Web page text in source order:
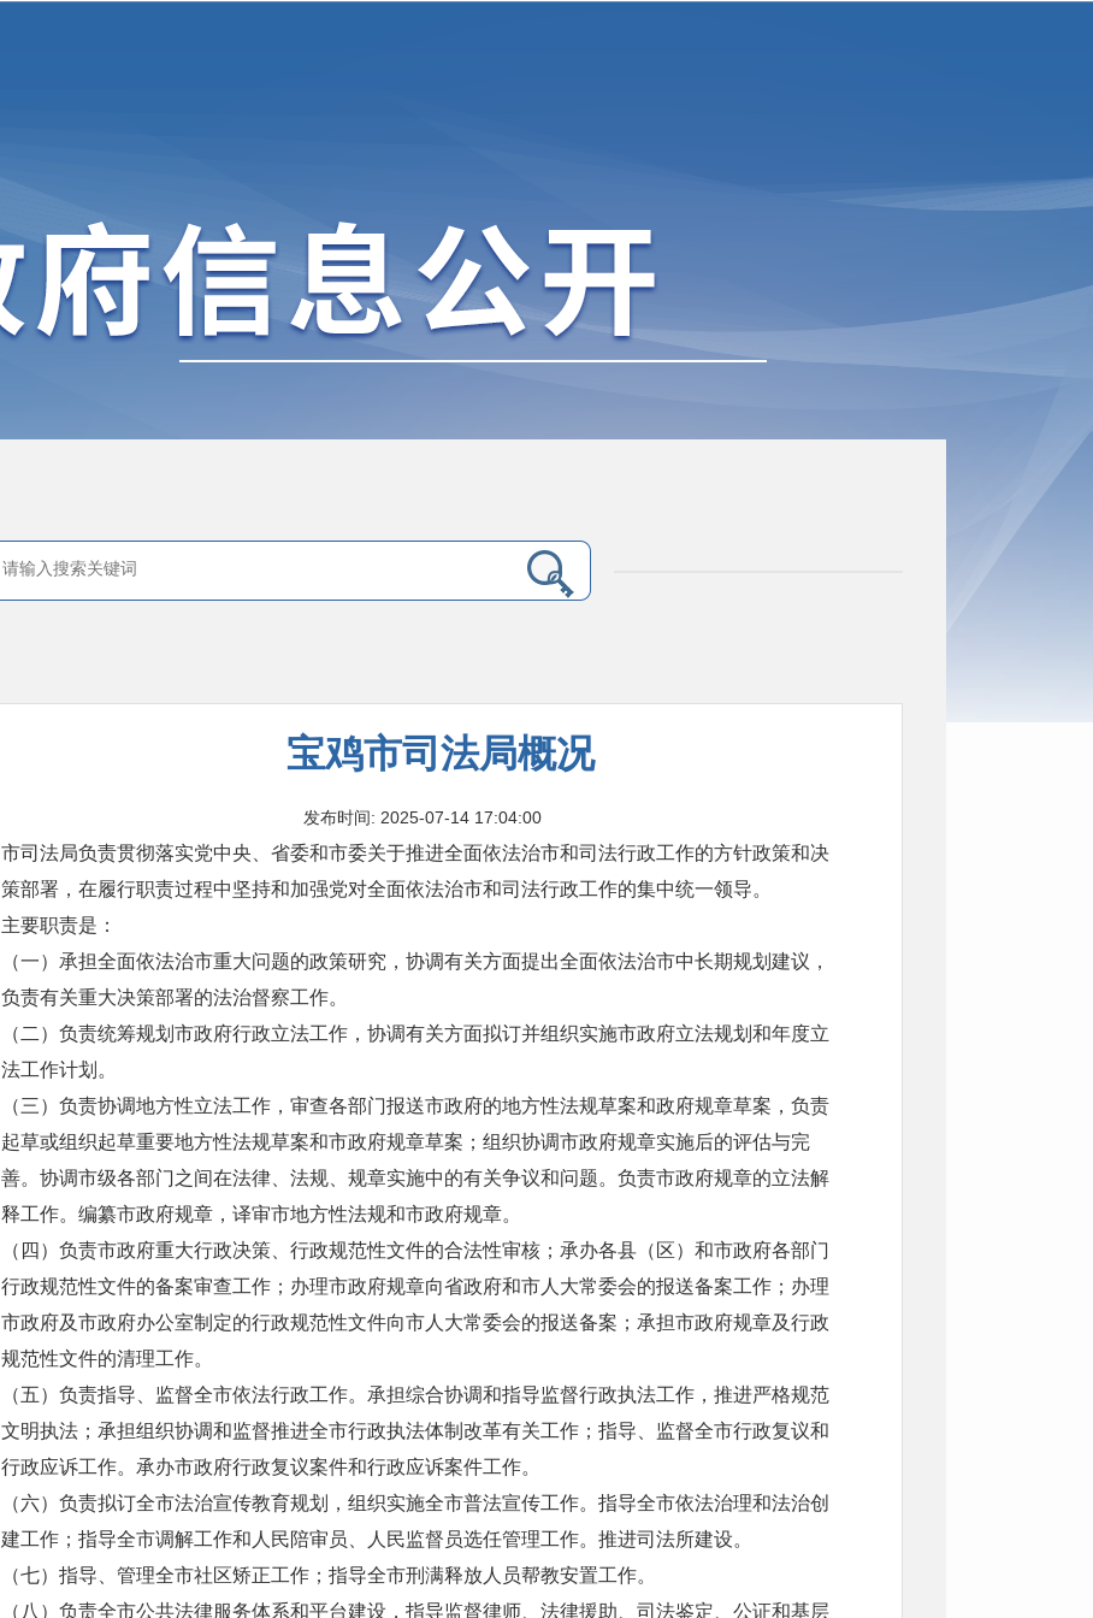
宝鸡市司法局概况
发布时间: 2025-07-14 17:04:00
市司法局负责贯彻落实党中央、省委和市委关于推进全面依法治市和司法行政工作的方针政策和决
策部署，在履行职责过程中坚持和加强党对全面依法治市和司法行政工作的集中统一领导。
主要职责是：
（一）承担全面依法治市重大问题的政策研究，协调有关方面提出全面依法治市中长期规划建议，
负责有关重大决策部署的法治督察工作。
（二）负责统筹规划市政府行政立法工作，协调有关方面拟订并组织实施市政府立法规划和年度立
法工作计划。
（三）负责协调地方性立法工作，审查各部门报送市政府的地方性法规草案和政府规章草案，负责
起草或组织起草重要地方性法规草案和市政府规章草案；组织协调市政府规章实施后的评估与完
善。协调市级各部门之间在法律、法规、规章实施中的有关争议和问题。负责市政府规章的立法解
释工作。编纂市政府规章，译审市地方性法规和市政府规章。
（四）负责市政府重大行政决策、行政规范性文件的合法性审核；承办各县（区）和市政府各部门
行政规范性文件的备案审查工作；办理市政府规章向省政府和市人大常委会的报送备案工作；办理
市政府及市政府办公室制定的行政规范性文件向市人大常委会的报送备案；承担市政府规章及行政
规范性文件的清理工作。
（五）负责指导、监督全市依法行政工作。承担综合协调和指导监督行政执法工作，推进严格规范
文明执法；承担组织协调和监督推进全市行政执法体制改革有关工作；指导、监督全市行政复议和
行政应诉工作。承办市政府行政复议案件和行政应诉案件工作。
（六）负责拟订全市法治宣传教育规划，组织实施全市普法宣传工作。指导全市依法治理和法治创
建工作；指导全市调解工作和人民陪审员、人民监督员选任管理工作。推进司法所建设。
（七）指导、管理全市社区矫正工作；指导全市刑满释放人员帮教安置工作。
（八）负责全市公共法律服务体系和平台建设，指导监督律师、法律援助、司法鉴定、公证和基层